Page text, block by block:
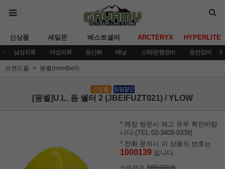
신상품 세일존 베스트셀러 ARCTERYX HYPERLITE
남성의류 여성의류 등산화 배낭 스틱/운행장비 등반장비
브랜드몰 몽벨(montbell)
[몽벨]U.L. 돔 쉘터 2 (JBEIFUZT021) / YLOW
* 매장 방문시 재고 유무 확인바랍
니다.(TEL 02-3409-0339)
* 전화 문의시 이 상품의 번호는
1000139 입니다.
소비자가 599,000원